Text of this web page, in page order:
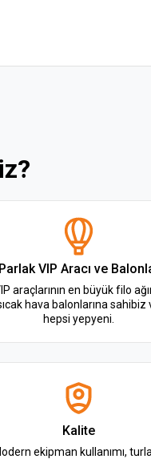
Parlak VIP Aracı ve
araçlarının en büyük filo
hava balonlarına sahibiz
hepsi yepyeni.
Kalite
ekipman kullanımı,